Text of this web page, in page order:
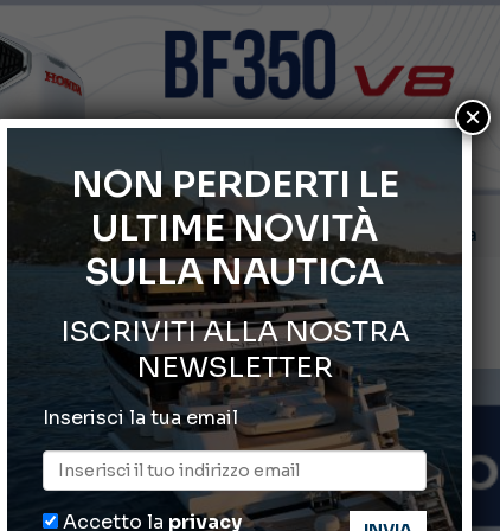
Montecristo Yachting, l’orologio per il diportista
Gommoni Callegari acquisisce Geniuss
66° Salone Nautico Internazionale di Genova
ABOFA 2026: la fiera del mare ad Aqaba
Cannes Yachting Festival 2026: tutte le novità attese a
NON PERDERTI LE
ULTIME NOVITÀ
SULLA NAUTICA
ISCRIVITI ALLA NOSTRA
NEWSLETTER
Inserisci la tua email
Accetto la privacy
×